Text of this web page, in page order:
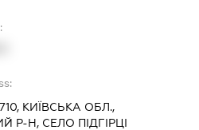
КИЇВСЬКА ОБЛ.,
Р-Н, СЕЛО ПІДГІРЦІ